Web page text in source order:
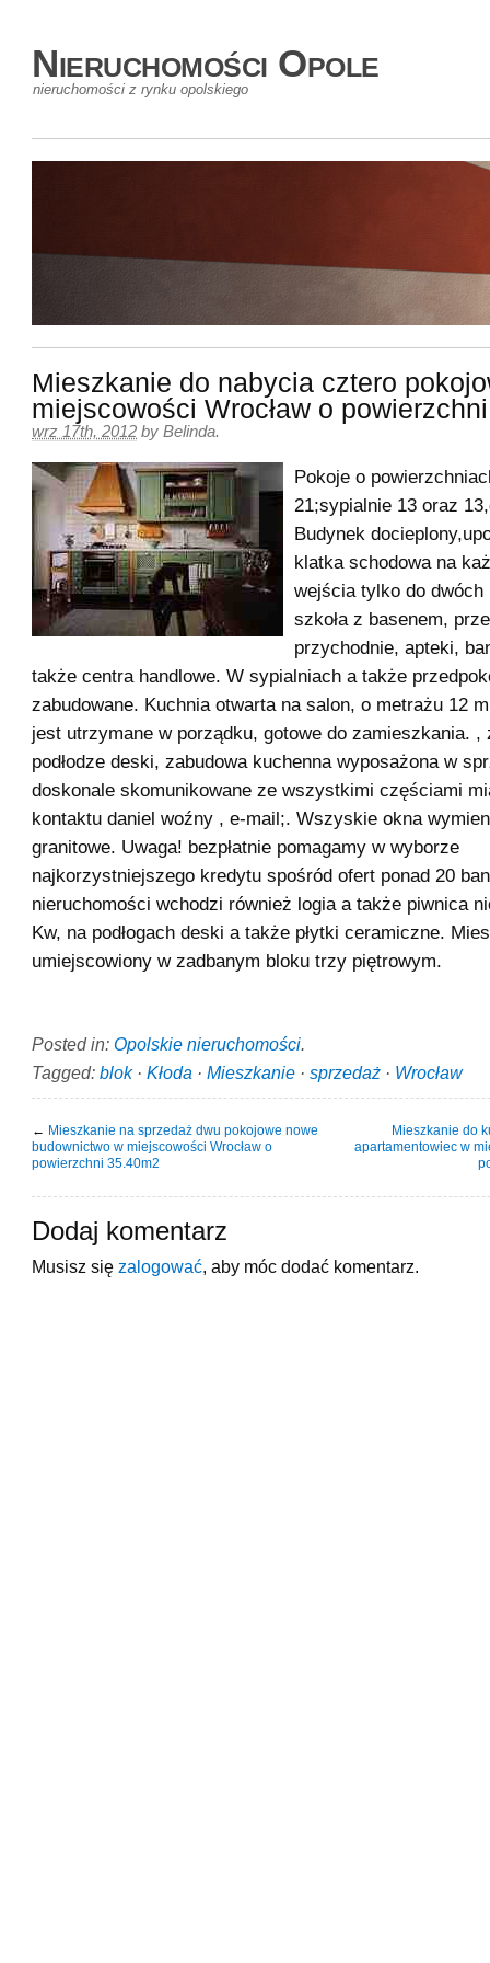
Nieruchomości Opole
nieruchomości z rynku opolskiego
Mieszkanie do nabycia cztero
miejscowości Wrocław o
wrz 17th, 2012 by Belinda.
Pokoje o
21;sypialnie 13 oraz
Budynek
klatka schodowa na
wejścia tylko do
szkoła z basenem,
przychodnie, apteki,
także centra handlowe. W sypialniach a także
zabudowane. Kuchnia otwarta na salon, o metrażu 12
jest utrzymane w porządku, gotowe do zamieszkania. ,
podłodze deski, zabudowa kuchenna wyposażona w
doskonale skomunikowane ze wszystkimi częściami
kontaktu daniel woźny , e-mail;. Wszyskie okna
granitowe. Uwaga! bezpłatnie pomagamy w wyborze
najkorzystniejszego kredytu spośród ofert ponad 20
nieruchomości wchodzi również logia a także piwnica
Kw, na podłogach deski a także płytki ceramiczne.
umiejscowiony w zadbanym bloku trzy piętrowym.
Posted in: Opolskie nieruchomości.
Tagged: blok· Kłoda · Mieszkanie · sprzedaż · Wrocław
← Mieszkanie na sprzedaż dwu pokojowe nowe
budownictwo w miejscowości Wrocław o
powierzchni 35.40m2
Mieszkanie do
apartamentowiec w
Dodaj komentarz
Musisz się zalogować , aby móc dodać komentarz.